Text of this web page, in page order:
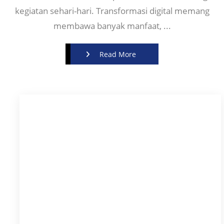
kegiatan sehari-hari. Transformasi digital memang
membawa banyak manfaat, ...
Read More